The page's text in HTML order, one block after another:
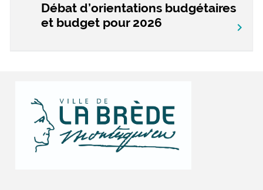
Débat d’orientations budgétaires
et budget pour 2026
chevron_right